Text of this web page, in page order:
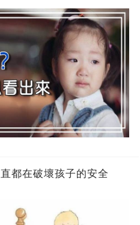
都在破壞孩子的安全